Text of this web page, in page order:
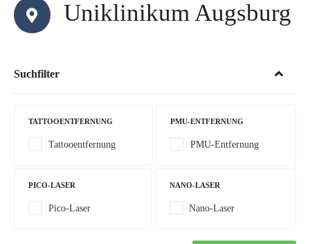
Uniklinikum Augsburg
Suchfilter
TATTOOENTFERNUNG
Tattooentfernung
PMU-ENTFERNUNG
PMU-Entfernung
PICO-LASER
Pico-Laser
NANO-LASER
Nano-Laser